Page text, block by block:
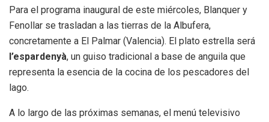
Para el programa inaugural de este miércoles, Blanquer y
Fenollar se trasladan a las tierras de la Albufera,
concretamente a El Palmar (Valencia). El plato estrella será
l’espardenyà, un guiso tradicional a base de anguila que
representa la esencia de la cocina de los pescadores del
lago.
A lo largo de las próximas semanas, el menú televisivo